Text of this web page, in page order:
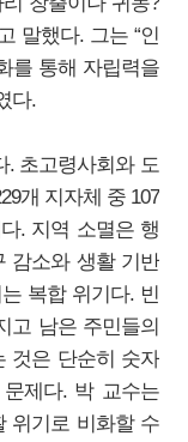
말했다. 그는 “인
를 통해 자립력을
다.
. 초고령사회와 도
개 지자체 중 107
. 지역 소멸은 행
감소와 생활 기반
복합 위기다. 빈
고 남은 주민들의
것은 단순히 숫자
제다. 박 교수는
위기로 비화할 수